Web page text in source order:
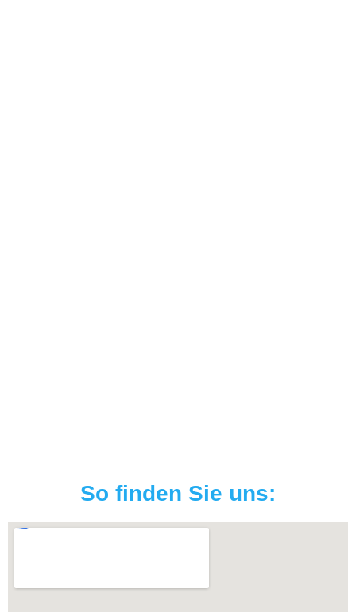
So finden Sie uns: